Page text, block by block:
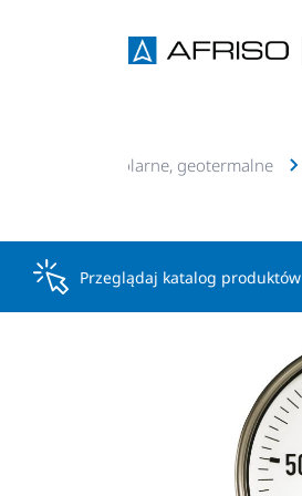
c.o., c.w.u, solarne, geotermalne
Przeglądaj katalog produktów